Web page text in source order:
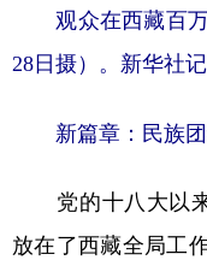
观众在西藏百万
28日摄）。 新华社
新篇章：民族团
党的十八大以来
放在了西藏全局工